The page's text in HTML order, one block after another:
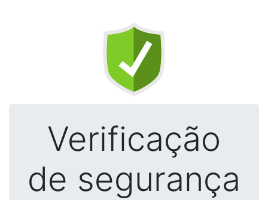
Verificação
de segurança